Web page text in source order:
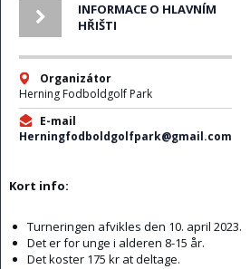
INFORMACE O HLAVNÍM
HŘIŠTI
Organizátor
Herning Fodboldgolf Park
E-mail
Herningfodboldgolfpark@gmail.com
Kort info:
Turneringen afvikles den 10. april 2023.
Det er for unge i alderen 8-15 år.
Det koster 175 kr at deltage.